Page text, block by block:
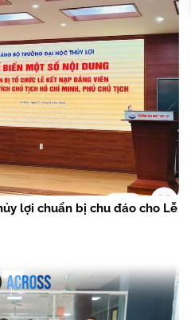
lợi chuẩn bị chu đáo cho Lễ